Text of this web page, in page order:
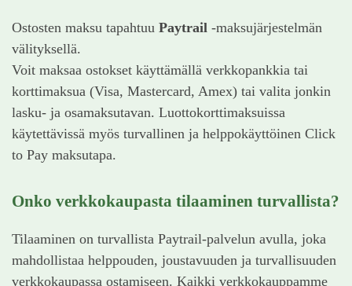
Ostosten maksu tapahtuu Paytrail -maksujärjestelmän
välityksellä.
Voit maksaa ostokset käyttämällä verkkopankkia tai
korttimaksua (Visa, Mastercard, Amex) tai valita jonkin
lasku- ja osamaksutavan. Luottokorttimaksuissa
käytettävissä myös turvallinen ja helppokäyttöinen Click
to Pay maksutapa.
Onko verkkokaupasta tilaaminen turvallista?
Tilaaminen on turvallista Paytrail-palvelun avulla, joka
mahdollistaa helppouden, joustavuuden ja turvallisuuden
verkkokaupassa ostamiseen. Kaikki verkkokauppamme